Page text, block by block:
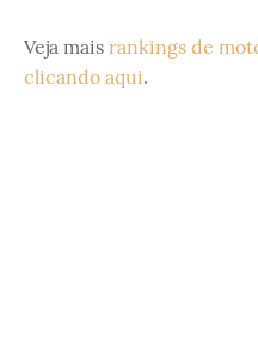
Veja mais rankings de
clicando aqui.